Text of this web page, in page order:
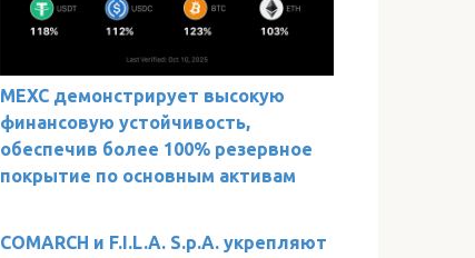
MEXC демонстрирует высокую
финансовую устойчивость,
обеспечив более 100% резервное
покрытие по основным активам
COMARCH и F.I.L.A. S.p.A. укрепляют